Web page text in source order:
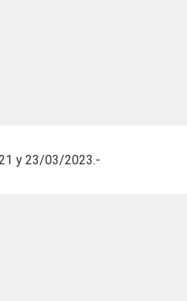
y 23/03/2023.-